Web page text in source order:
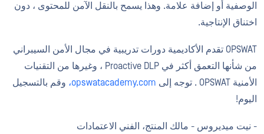
الوصفية أو إضافة علامة. وهذا يسمح بالنقل الآمن للمحتوى ، دون
اختناق الإنتاجية.
OPSWAT تقدم الأكاديمية دورات تدريبية في مجال الأمن السيبراني
من شأنها التعمق أكثر في Proactive DLP ، وغيرها من التقنيات
الأمنية OPSWAT . توجه إلى
opswatacademy.com،
وقم بالتسجيل
اليوم!
- نيت ميديروس - مالك المنتج، الفني الاعتمادات